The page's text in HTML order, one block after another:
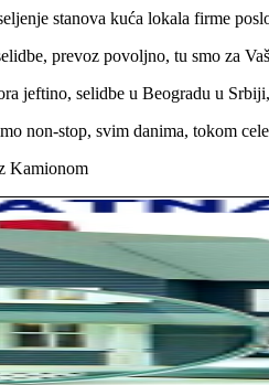
stanova kuća lokala firme
prevoz povoljno, tu smo za
jeftino, selidbe u Beogradu u
non-stop, svim danima, tokom